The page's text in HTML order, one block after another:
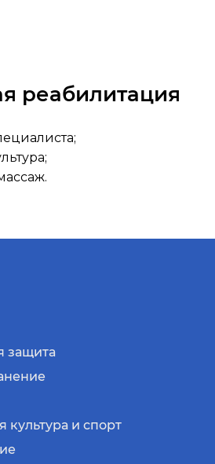
реабилитация
защита
культура и спорт